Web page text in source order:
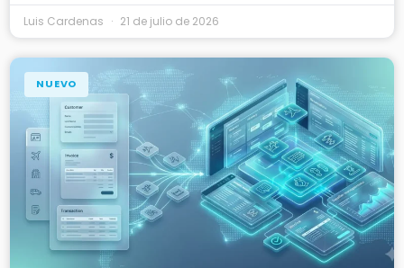
Luis Cardenas 21 de julio de 2026
NUEVO